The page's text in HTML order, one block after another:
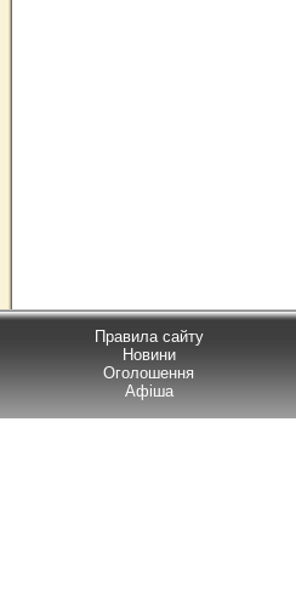
Правила сайту
Новини
Оголошення
Афіша